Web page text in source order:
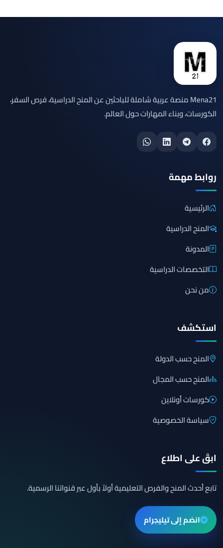
Mena21 منصة عربية شاملة للباحثين عن المنح الدراسية، فرص السفر،
الكورسات، وبناء المهارات حول العالم.
روابط مهمة
الرئيسية
المنح الدراسية
المدونة
التخصصات الدراسية
من نحن
استكشف
المنح حسب الدولة
المنح حسب المجال
كورسات أونلاين
سياسة الخصوصية
ابقَ على اطلاع
تابع أحدث المنح والفرص التعليمية أولاً بأول عبر قنواتنا الرسمية.
انضم إلى تيليجرام